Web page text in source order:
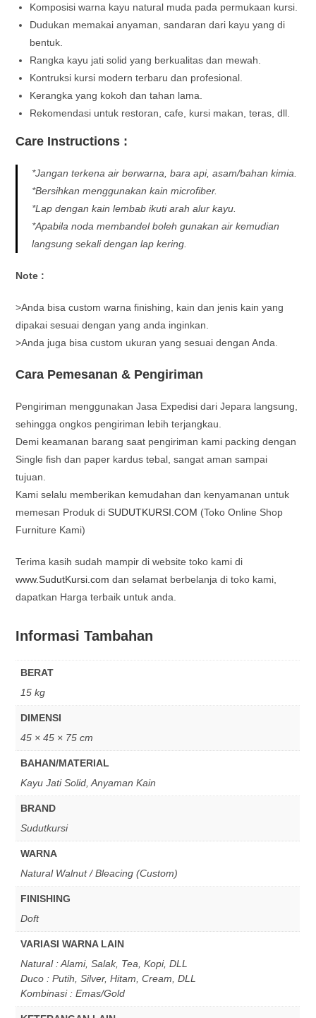
Komposisi warna kayu natural muda pada permukaan kursi.
Dudukan memakai anyaman, sandaran dari kayu yang di
bentuk.
Rangka kayu jati solid yang berkualitas dan mewah.
Kontruksi kursi modern terbaru dan profesional.
Kerangka yang kokoh dan tahan lama.
Rekomendasi untuk restoran, cafe, kursi makan, teras, dll.
Care Instructions :
*Jangan terkena air berwarna, bara api, asam/bahan kimia.
*Bersihkan menggunakan kain microfiber.
*Lap dengan kain lembab ikuti arah alur kayu.
*Apabila noda membandel boleh gunakan air kemudian
langsung sekali dengan lap kering.
Note :
>Anda bisa custom warna finishing, kain dan jenis kain yang
dipakai sesuai dengan yang anda inginkan.
>Anda juga bisa custom ukuran yang sesuai dengan Anda.
Cara Pemesanan & Pengiriman
Pengiriman menggunakan Jasa Expedisi dari Jepara langsung,
sehingga ongkos pengiriman lebih terjangkau.
Demi keamanan barang saat pengiriman kami packing dengan
Single fish dan paper kardus tebal, sangat aman sampai
tujuan.
Kami selalu memberikan kemudahan dan kenyamanan untuk
memesan Produk diSUDUTKURSI.COM (Toko Online Shop
Furniture Kami)
Terima kasih sudah mampir di website toko kami di
www.SudutKursi.com dan selamat berbelanja di toko kami,
dapatkan Harga terbaik untuk anda.
Informasi Tambahan
BERAT
15 kg
DIMENSI
45 × 45 × 75 cm
BAHAN/MATERIAL
Kayu Jati Solid, Anyaman Kain
BRAND
Sudutkursi
WARNA
Natural Walnut / Bleacing (Custom)
FINISHING
Doft
VARIASI WARNA LAIN
Natural : Alami, Salak, Tea, Kopi, DLL
Duco : Putih, Silver, Hitam, Cream, DLL
Kombinasi : Emas/Gold